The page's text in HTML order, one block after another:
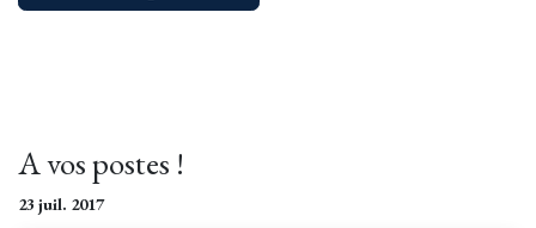
A vos postes !
23 juil. 2017